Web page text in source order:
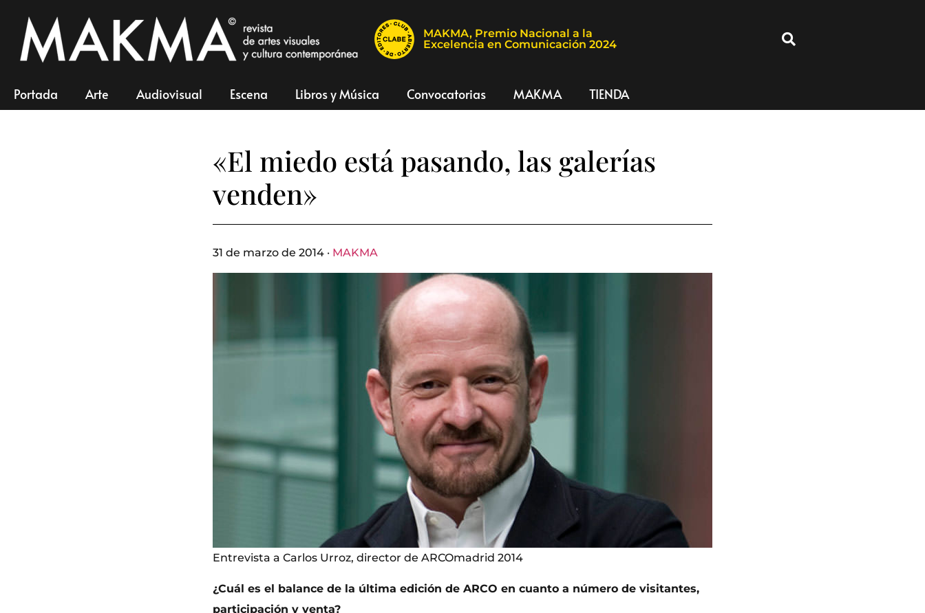
MAKMA, Premio Nacional a la
Excelencia en Comunicación 2024
Portada Arte Audiovisual Escena Libros y Música Convocatorias MAKMA TIENDA
«El miedo está pasando, las galerías
venden»
31 de marzo de 2014 · MAKMA
Entrevista a Carlos Urroz, director de ARCOmadrid 2014
¿Cuál es el balance de la última edición de ARCO en cuanto a número de visitantes,
participación y venta?